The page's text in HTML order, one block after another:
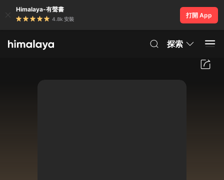
Himalaya-有聲書
4.8k 安裝
打開 App
探索